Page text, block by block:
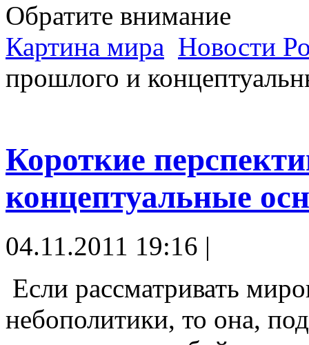
Обратите внимание
Картина мира Новости
прошлого и
Короткие
концептуальные
04.11.2011 19:16 |
Если рассматривать
небополитики, то она,